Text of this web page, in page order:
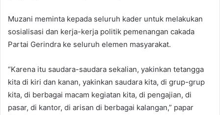
Muzani meminta kepada seluruh kader untuk melakukan
sosialisasi dan kerja-kerja politik pemenangan cakada
Partai Gerindra ke seluruh elemen masyarakat.
“Karena itu saudara-saudara sekalian, yakinkan tetangga
kita di kiri dan kanan, yakinkan saudara kita, di grup-grup
kita, di berbagai macam kegiatan kita, di pengajian, di
pasar, di kantor, di arisan di berbagai kalangan,” papar